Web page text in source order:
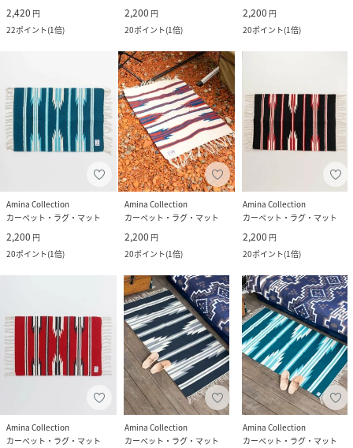
2,420 円
22ポイント(1倍)
2,200 円
20ポイント(1倍)
2,200 円
20ポイント(1倍)
Amina Collection
カーペット・ラグ・マット
2,200 円
20ポイント(1倍)
Amina Collection
カーペット・ラグ・マット
2,200 円
20ポイント(1倍)
Amina Collection
カーペット・ラグ・マット
2,200 円
20ポイント(1倍)
Amina Collection
カーペット・ラグ・マット
Amina Collection
カーペット・ラグ・マット
Amina Collection
カーペット・ラグ・マット